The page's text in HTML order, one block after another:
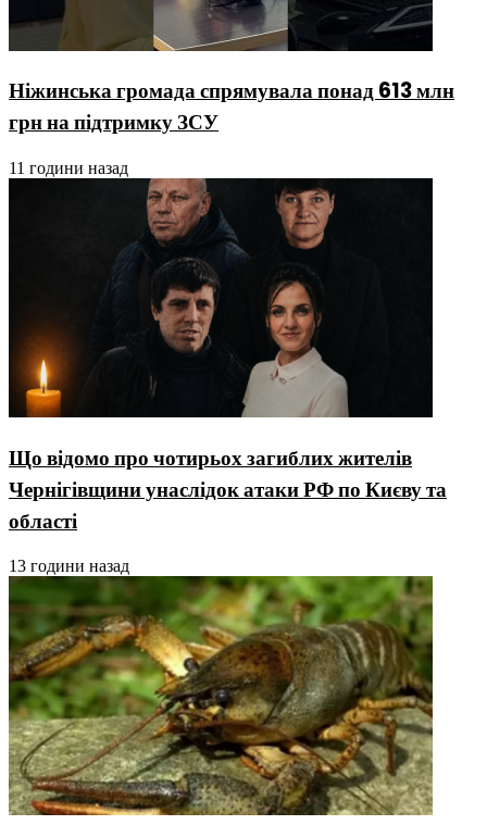
Ніжинська громада спрямувала понад 613 млн
грн на підтримку ЗСУ
11 години назад
Що відомо про чотирьох загиблих жителів
Чернігівщини унаслідок атаки РФ по Києву та
області
13 години назад